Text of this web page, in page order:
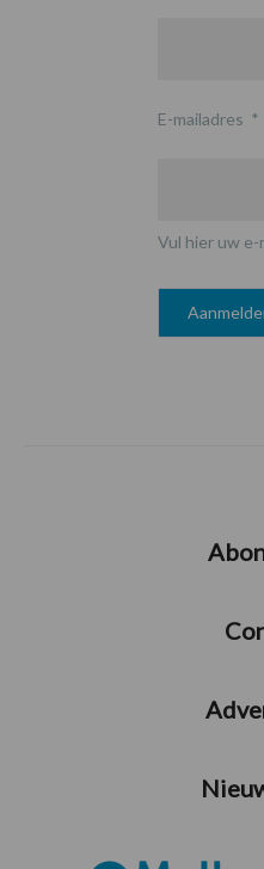
E-mailadres *
Vul hier uw e-